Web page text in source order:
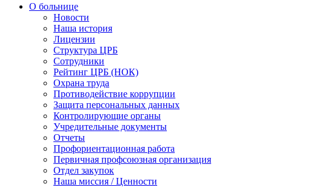
О больнице
Новости
Наша история
Лицензии
Структура ЦРБ
Сотрудники
Рейтинг ЦРБ (НОК)
Охрана труда
Противодействие коррупции
Защита персональных данных
Контролирующие органы
Учредительные документы
Отчеты
Профориентационная работа
Первичная профсоюзная организация
Отдел закупок
Наша миссия / Ценности